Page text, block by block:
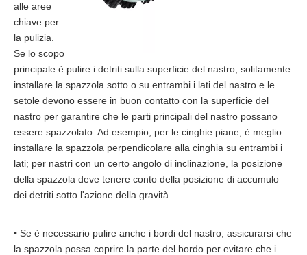
alle aree
chiave per
la pulizia.
Se lo scopo
principale è pulire i detriti sulla superficie del nastro, solitamente
installare la spazzola sotto o su entrambi i lati del nastro e le
setole devono essere in buon contatto con la superficie del
nastro per garantire che le parti principali del nastro possano
essere spazzolato. Ad esempio, per le cinghie piane, è meglio
installare la spazzola perpendicolare alla cinghia su entrambi i
lati; per nastri con un certo angolo di inclinazione, la posizione
della spazzola deve tenere conto della posizione di accumulo
dei detriti sotto l'azione della gravità.
• Se è necessario pulire anche i bordi del nastro, assicurarsi che
la spazzola possa coprire la parte del bordo per evitare che i